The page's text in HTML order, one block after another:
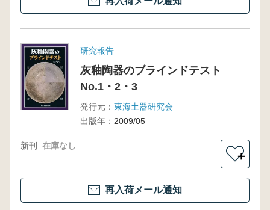
研究報告
灰釉陶器のブラインドテスト
No.1・2・3
発行元： 東海土器研究会
出版年： 2009/05
新刊 在庫なし
＋
再入荷メール通知